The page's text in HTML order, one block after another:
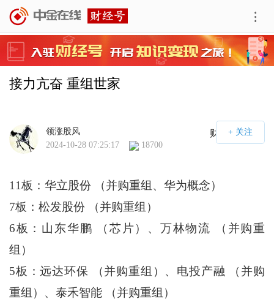
接力亢奋 重组世家
财经号APP
领涨股风
2024-10-28 07:25:17
18700
11板：华立股份 （并购重组、华为概念）
7板：松发股份 （并购重组）
6板：山东华鹏 （芯片）、万林物流 （并购重
组）
5板：远达环保 （并购重组）、电投产融 （并购
重组）、泰禾智能 （并购重组）